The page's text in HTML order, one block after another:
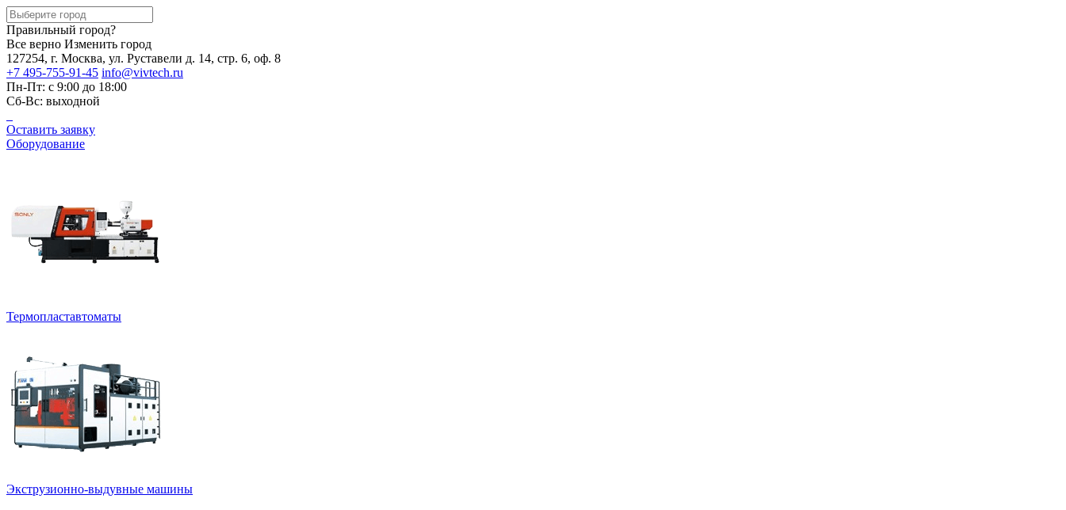
Правильный город?
Все верно Изменить город
127254, г. Москва, ул. Руставели д. 14, стр. 6, оф. 8
+7 495-755-91-45 info@vivtech.ru
Пн-Пт: с 9:00 до 18:00
Сб-Вс: выходной
Оставить заявку
Оборудование
Термопластавтоматы
Экструзионно-выдувные машины